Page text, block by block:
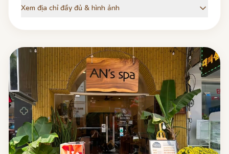
Xem địa chỉ đầy đủ & hình ảnh